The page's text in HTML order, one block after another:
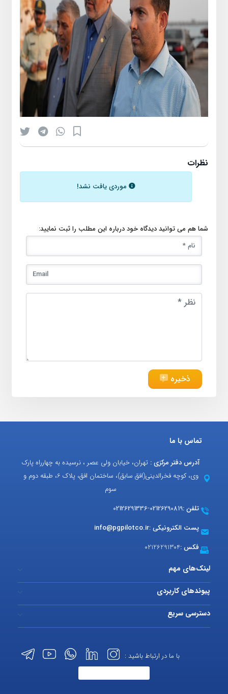
نظرات
موردی یافت نشد!
شما هم می توانید دیدگاه خود درباره این مطلب را ثبت نمایید:
ذخیره
تماس با ما
آدرس دفتر مرکزی : تهران، خیابان ولی عصر ، نرسیده به چهارراه پارک
وی، کوچه فخرالدینی(افق سابق)، ساختمان افق، پلاک 6، طبقه دوم و
سوم
تلفن :02126290819
-
02126291336
پست الکترونیکی :info@pgpilotco.ir
فکس :02126291304
لینک‌های مهم
پیوندهای کاربردی
دسترسی سریع
با ما در ارتباط باشید :